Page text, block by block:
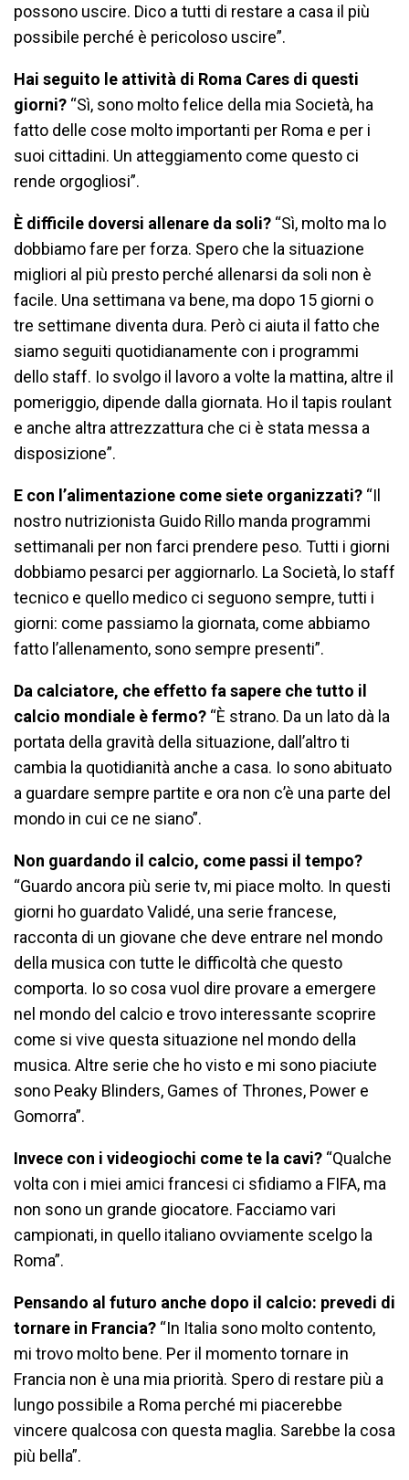
possono uscire. Dico a tutti di restare a casa il più
possibile perché è pericoloso uscire”.
Hai seguito le attività di Roma Cares di questi
giorni? “Sì, sono molto felice della mia Società, ha
fatto delle cose molto importanti per Roma e per i
suoi cittadini. Un atteggiamento come questo ci
rende orgogliosi”.
È difficile doversi allenare da soli? “Sì, molto ma lo
dobbiamo fare per forza. Spero che la situazione
migliori al più presto perché allenarsi da soli non è
facile. Una settimana va bene, ma dopo 15 giorni o
tre settimane diventa dura. Però ci aiuta il fatto che
siamo seguiti quotidianamente con i programmi
dello staff. Io svolgo il lavoro a volte la mattina, altre il
pomeriggio, dipende dalla giornata. Ho il tapis roulant
e anche altra attrezzattura che ci è stata messa a
disposizione”.
E con l’alimentazione come siete organizzati? “Il
nostro nutrizionista Guido Rillo manda programmi
settimanali per non farci prendere peso. Tutti i giorni
dobbiamo pesarci per aggiornarlo. La Società, lo staff
tecnico e quello medico ci seguono sempre, tutti i
giorni: come passiamo la giornata, come abbiamo
fatto l’allenamento, sono sempre presenti”.
Da calciatore, che effetto fa sapere che tutto il
calcio mondiale è fermo? “È strano. Da un lato dà la
portata della gravità della situazione, dall’altro ti
cambia la quotidianità anche a casa. Io sono abituato
a guardare sempre partite e ora non c’è una parte del
mondo in cui ce ne siano”.
Non guardando il calcio, come passi il tempo?
“Guardo ancora più serie tv, mi piace molto. In questi
giorni ho guardato Validé, una serie francese,
racconta di un giovane che deve entrare nel mondo
della musica con tutte le difficoltà che questo
comporta. Io so cosa vuol dire provare a emergere
nel mondo del calcio e trovo interessante scoprire
come si vive questa situazione nel mondo della
musica. Altre serie che ho visto e mi sono piaciute
sono Peaky Blinders, Games of Thrones, Power e
Gomorra”.
Invece con i videogiochi come te la cavi? “Qualche
volta con i miei amici francesi ci sfidiamo a FIFA, ma
non sono un grande giocatore. Facciamo vari
campionati, in quello italiano ovviamente scelgo la
Roma”.
Pensando al futuro anche dopo il calcio: prevedi di
tornare in Francia? “In Italia sono molto contento,
mi trovo molto bene. Per il momento tornare in
Francia non è una mia priorità. Spero di restare più a
lungo possibile a Roma perché mi piacerebbe
vincere qualcosa con questa maglia. Sarebbe la cosa
più bella”.